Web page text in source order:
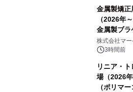
金属製矯正
（2026年
金属製ブラ
ケット、純
析レポート
株式会社マ
3時間前
リニア・
場（2026
（ポリマ